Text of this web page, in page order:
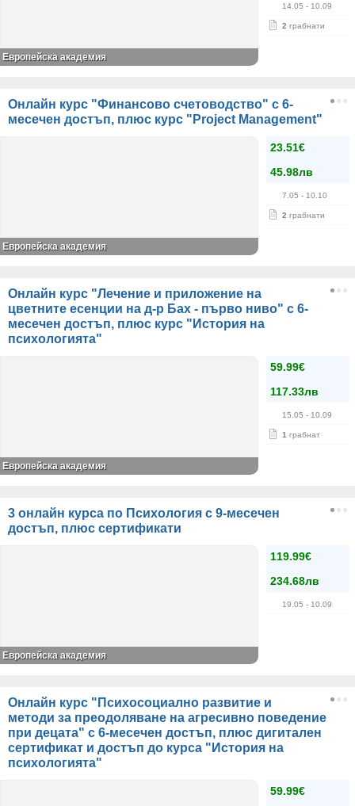
14.05 - 10.09
2 грабнати
Европейска академия
Онлайн курс "Финансово счетоводство" с 6-
месечен достъп, плюс курс "Project Management"
23.51€
45.98лв
7.05 - 10.10
2 грабнати
Европейска академия
Онлайн курс "Лечение и приложение на
цветните есенции на д-р Бах - първо ниво" с 6-
месечен достъп, плюс курс "История на
психологията"
59.99€
117.33лв
15.05 - 10.09
1 грабнат
Европейска академия
3 онлайн курса по Психология с 9-месечен
достъп, плюс сертификати
119.99€
234.68лв
19.05 - 10.09
Европейска академия
Онлайн курс "Психосоциално развитие и
методи за преодоляване на агресивно поведение
при децата" с 6-месечен достъп, плюс дигитален
сертификат и достъп до курса "История на
психологията"
59.99€